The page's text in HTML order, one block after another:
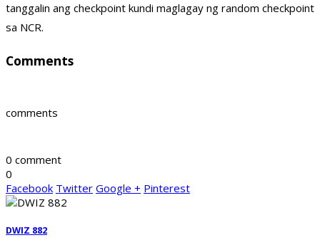
tanggalin ang checkpoint kundi maglagay ng random checkpoint
sa NCR.
Comments
comments
0 comment
0
Facebook Twitter Google + Pinterest
DWIZ 882